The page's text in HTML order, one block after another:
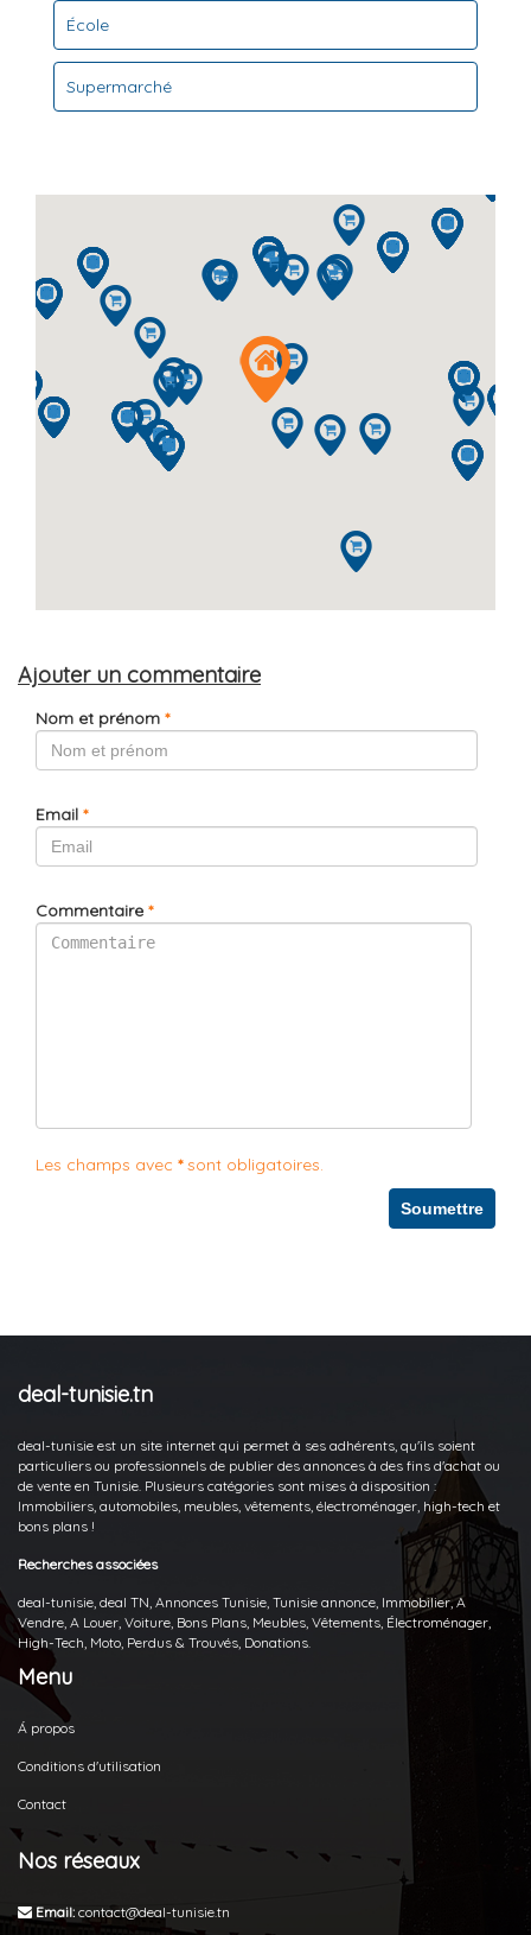
École
Supermarché
Ajouter un commentaire
Nom et prénom *
Email *
Commentaire *
Les champs avec *sont obligatoires.
Soumettre
deal-tunisie.tn
deal-tunisie est un site internet qui permet à ses adhérents, qu'ils soient
particuliers ou professionnels de publier des annonces à des fins d'achat ou
de vente en Tunisie. Plusieurs catégories sont mises à disposition :
Immobiliers, automobiles, meubles, vêtements, électroménager, high-tech et
bons plans !
Recherches associées
deal-tunisie, deal TN, Annonces Tunisie, Tunisie annonce, Immobilier, A
Vendre, A Louer, Voiture, Bons Plans, Meubles, Vêtements, Électroménager,
High-Tech, Moto, Perdus & Trouvés, Donations.
Menu
Á propos
Conditions d'utilisation
Contact
Nos réseaux
Email: contact@deal-tunisie.tn